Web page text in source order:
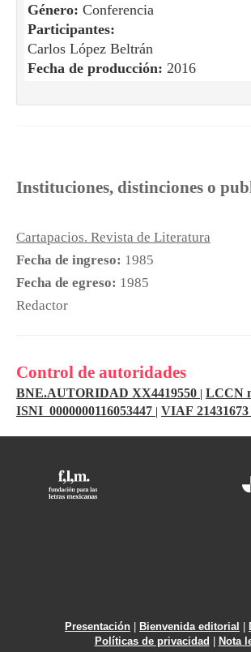
Género: Conferencia
Participantes:
Carlos López Beltrán
Fecha de producción: 2016
Instituciones, distinciones o
Cartapacios. Revista de Literatura
Fecha de ingreso: 1985
Fecha de egreso: 1985
Redactor
Control de autoridades
BNE.AUTORIDAD XX4419550 LCCN
ISNI 0000000116053447 VIAF 21431673
Presentación Bienvenida editorial
Políticas de privacidad
Nota